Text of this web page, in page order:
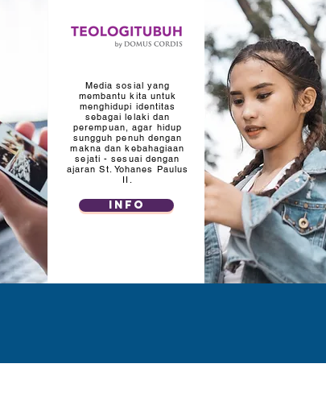
Media sosial yang
membantu kita untuk
menghidupi identitas
sebagai lelaki dan
perempuan, agar hidup
sungguh penuh dengan
makna dan kebahagiaan
sejati - sesuai dengan
ajaran St. Yohanes Paulus
II.
INFO